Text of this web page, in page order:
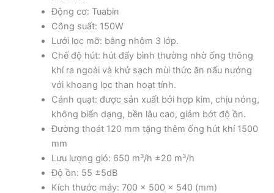
Động cơ: Tuabin
Công suất: 150W
Lưới lọc mỡ: bằng nhôm 3 lớp.
Chế độ hút: hút đẩy bình thường nhờ ống thông
khí ra ngoài và khử sạch mùi thức ăn nấu nướng
với khoang lọc than hoạt tính.
Cánh quạt: được sản xuất bởi hợp kim, chịu nóng,
không biến dạng, bền lâu cao, giảm bớt độ ồn.
Đường thoát 120 mm tặng thêm ống hút khí 1500
mm
Lưu lượng gió: 650 m³/h ±20 m³/h
Độ ồn: 55 ±5dB
Kích thước máy: 700 x 500 x 540 (mm)